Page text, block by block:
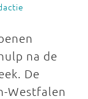
na de
De
Westfalen